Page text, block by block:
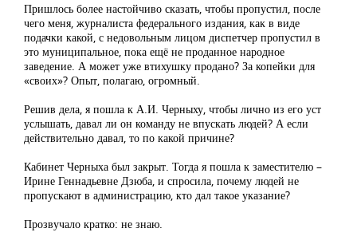
Пришлось более настойчиво сказать, чтобы пропустил, после
чего меня, журналиста федерального издания, как в виде
подачки какой, с недовольным лицом диспетчер пропустил в
это муниципальное, пока ещё не проданное народное
заведение. А может уже втихушку продано? За копейки для
«своих»? Опыт, полагаю, огромный.
Решив дела, я пошла к А.И. Черныху, чтобы лично из его уст
услышать, давал ли он команду не впускать людей? А если
действительно давал, то по какой причине?
Кабинет Черныха был закрыт. Тогда я пошла к заместителю –
Ирине Геннадьевне Дзюба, и спросила, почему людей не
пропускают в администрацию, кто дал такое указание?
Прозвучало кратко: не знаю.